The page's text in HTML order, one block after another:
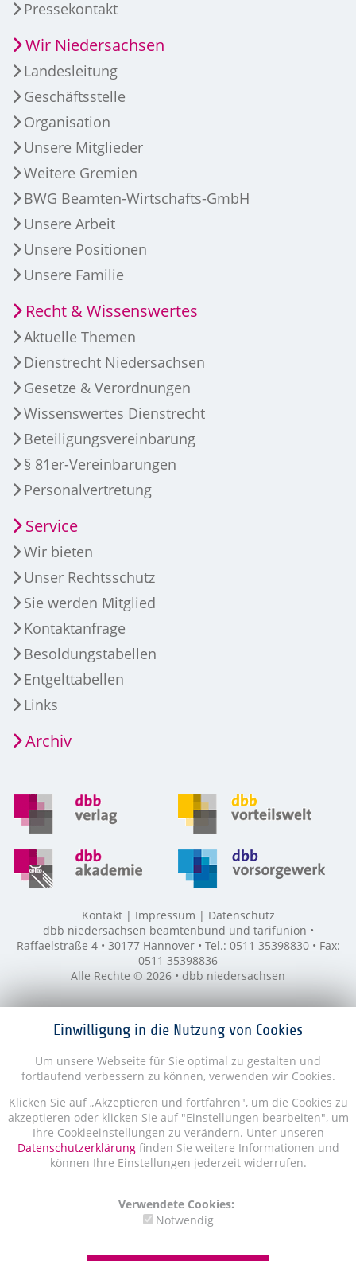
Einwilligung in die Nutzung von Cookies
Um unsere Webseite für Sie optimal zu gestalten und
fortlaufend verbessern zu können, verwenden wir Cookies.
Klicken Sie auf „Akzeptieren und fortfahren", um die Cookies zu
akzeptieren oder klicken Sie auf "Einstellungen bearbeiten", um
Ihre Cookieeinstellungen zu verändern. Unter unseren
Datenschutzerklärungfinden Sie weitere Informationen und
können Ihre Einstellungen jederzeit widerrufen.
Verwendete Cookies:
Notwendig
Pressekontakt
Wir Niedersachsen
Landesleitung
Geschäftsstelle
Organisation
Unsere Mitglieder
Weitere Gremien
BWG Beamten-Wirtschafts-GmbH
Unsere Arbeit
Unsere Positionen
Unsere Familie
Recht & Wissenswertes
Aktuelle Themen
Dienstrecht Niedersachsen
Gesetze & Verordnungen
Wissenswertes Dienstrecht
Beteiligungsvereinbarung
§ 81er-Vereinbarungen
Personalvertretung
Service
Wir bieten
Unser Rechtsschutz
Sie werden Mitglied
Kontaktanfrage
Besoldungstabellen
Entgelttabellen
Links
Archiv
Kontakt Impressum
Datenschutz
dbb niedersachsen beamtenbund und tarifunion •
Raffaelstraße 4 • 30177 Hannover • Tel.: 0511 35398830 • Fax:
0511 35398836
Alle Rechte © 2026 • dbb niedersachsen